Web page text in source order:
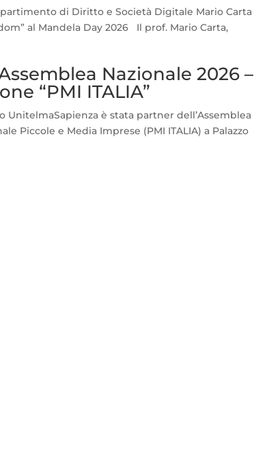
di Diritto e Società Digitale Mario Carta
al Mandela Day 2026 Il prof. Mario Carta,
Nazionale 2026 –
“PMI ITALIA”
è stata partner dell’Assemblea
Piccole e Media Imprese (PMI ITALIA) a Palazzo